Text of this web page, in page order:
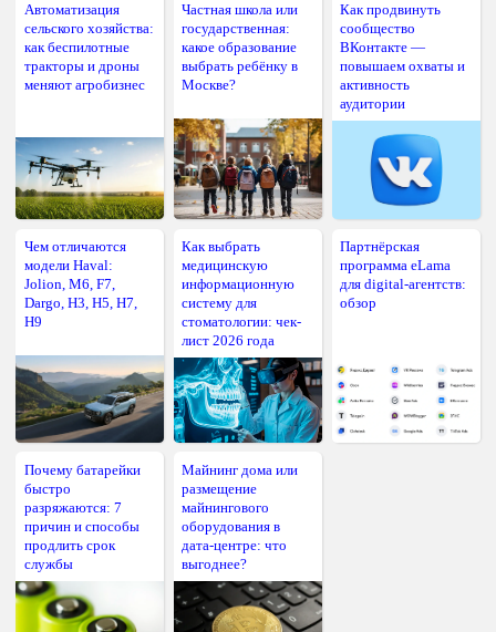
Автоматизация
сельского хозяйства:
как беспилотные
тракторы и дроны
меняют агробизнес
Частная школа или
государственная:
какое образование
выбрать ребёнку в
Москве?
Как продвинуть
сообщество
ВКонтакте —
повышаем охваты и
активность
аудитории
Чем отличаются
модели Haval:
Jolion, M6, F7,
Dargo, H3, H5, H7,
H9
Как выбрать
медицинскую
информационную
систему для
стоматологии: чек-
лист 2026 года
Партнёрская
программа eLama
для digital-агентств:
обзор
Почему батарейки
быстро
разряжаются: 7
причин и способы
продлить срок
службы
Майнинг дома или
размещение
майнингового
оборудования в
дата-центре: что
выгоднее?